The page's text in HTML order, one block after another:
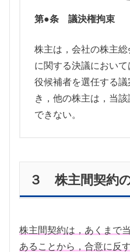
第●条 議決権拘束
株主は，会社の株主
に関する決議におい
役候補者を選任する
き，他の株主は，当
できない。
３ 株主間契約
株主間契約は，あくまで
あることから，合意に反